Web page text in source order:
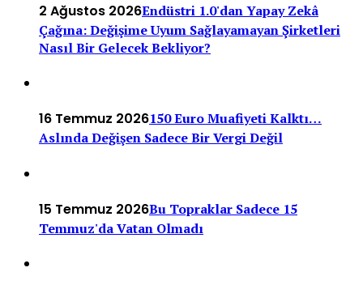
2 Ağustos 2026Endüstri 1.0'dan Yapay Zekâ
Çağına: Değişime Uyum Sağlayamayan Şirketleri
Nasıl Bir Gelecek Bekliyor?
16 Temmuz 2026150 Euro Muafiyeti Kalktı…
Aslında Değişen Sadece Bir Vergi Değil
15 Temmuz 2026Bu Topraklar Sadece 15
Temmuz'da Vatan Olmadı